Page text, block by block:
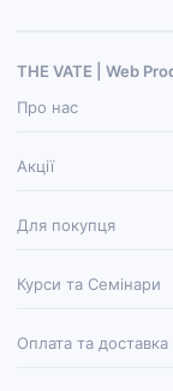
THE VATE | Web
Про нас
Акції
Для покупця
Курси та Семінари
Оплата та доставка